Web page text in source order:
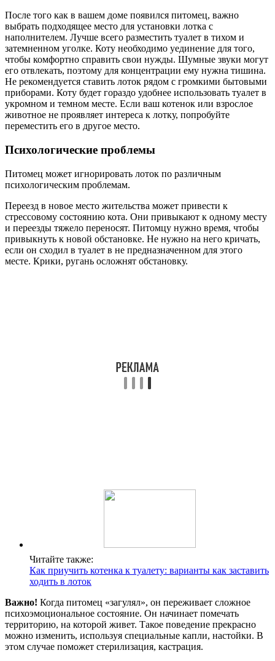
После того как в вашем доме появился питомец, важно
выбрать подходящее место для установки лотка с
наполнителем. Лучше всего разместить туалет в тихом и
затемненном уголке. Коту необходимо уединение для того,
чтобы комфортно справить свои нужды. Шумные звуки могут
его отвлекать, поэтому для концентрации ему нужна тишина.
Не рекомендуется ставить лоток рядом с громкими бытовыми
приборами. Коту будет гораздо удобнее использовать туалет в
укромном и темном месте. Если ваш котенок или взрослое
животное не проявляет интереса к лотку, попробуйте
переместить его в другое место.
Психологические проблемы
Питомец может игнорировать лоток по различным
психологическим проблемам.
Переезд в новое место жительства может привести к
стрессовому состоянию кота. Они привыкают к одному месту
и переезды тяжело переносят. Питомцу нужно время, чтобы
привыкнуть к новой обстановке. Не нужно на него кричать,
если он сходил в туалет в не предназначенном для этого
месте. Крики, ругань осложнят обстановку.
Читайте также:
Как приучить котенка к туалету: варианты как заставить
ходить в лоток
Важно! Когда питомец «загулял», он переживает сложное
психоэмоциональное состояние. Он начинает помечать
территорию, на которой живет. Такое поведение прекрасно
можно изменить, используя специальные капли, настойки. В
этом случае поможет стерилизация, кастрация.